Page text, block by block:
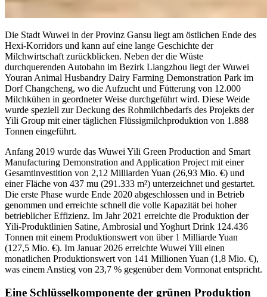
Die Stadt Wuwei in der Provinz Gansu liegt am östlichen Ende des
Hexi-Korridors und kann auf eine lange Geschichte der
Milchwirtschaft zurückblicken. Neben der die Wüste
durchquerenden Autobahn im Bezirk Liangzhou liegt der Wuwei
Youran Animal Husbandry Dairy Farming Demonstration Park im
Dorf Changcheng, wo die Aufzucht und Fütterung von 12.000
Milchkühen in geordneter Weise durchgeführt wird. Diese Weide
wurde speziell zur Deckung des Rohmilchbedarfs des Projekts der
Yili Group mit einer täglichen Flüssigmilchproduktion von 1.888
Tonnen eingeführt.
Anfang 2019 wurde das Wuwei Yili Green Production and Smart
Manufacturing Demonstration and Application Project mit einer
Gesamtinvestition von 2,12 Milliarden Yuan (26,93 Mio. €) und
einer Fläche von 437 mu (291.333 m²) unterzeichnet und gestartet.
Die erste Phase wurde Ende 2020 abgeschlossen und in Betrieb
genommen und erreichte schnell die volle Kapazität bei hoher
betrieblicher Effizienz. Im Jahr 2021 erreichte die Produktion der
Yili-Produktlinien Satine, Ambrosial und Yoghurt Drink 124.436
Tonnen mit einem Produktionswert von über 1 Milliarde Yuan
(127,5 Mio. €). Im Januar 2026 erreichte Wuwei Yili einen
monatlichen Produktionswert von 141 Millionen Yuan (1,8 Mio. €),
was einem Anstieg von 23,7 % gegenüber dem Vormonat entspricht.
Eine Schlüsselkomponente der grünen Produktion